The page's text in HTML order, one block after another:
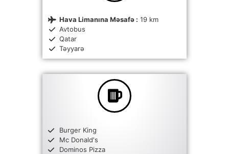
Hava Limanına Məsafə : 19 km
Avtobus
Qatar
Təyyarə
Burger King
Mc Donald's
Dominos Pizza